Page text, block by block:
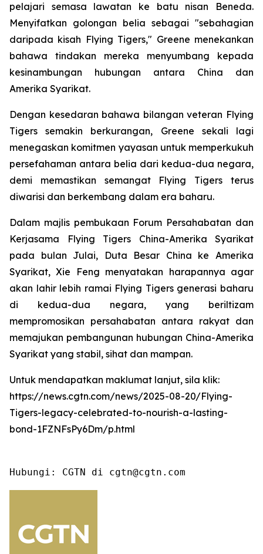
pelajari semasa lawatan ke batu nisan Beneda.
Menyifatkan golongan belia sebagai "sebahagian
daripada kisah Flying Tigers," Greene menekankan
bahawa tindakan mereka menyumbang kepada
kesinambungan hubungan antara China dan
Amerika Syarikat.
Dengan kesedaran bahawa bilangan veteran Flying
Tigers semakin berkurangan, Greene sekali lagi
menegaskan komitmen yayasan untuk memperkukuh
persefahaman antara belia dari kedua-dua negara,
demi memastikan semangat Flying Tigers terus
diwarisi dan berkembang dalam era baharu.
Dalam majlis pembukaan Forum Persahabatan dan
Kerjasama Flying Tigers China-Amerika Syarikat
pada bulan Julai, Duta Besar China ke Amerika
Syarikat, Xie Feng menyatakan harapannya agar
akan lahir lebih ramai Flying Tigers generasi baharu
di kedua-dua negara, yang beriltizam
mempromosikan persahabatan antara rakyat dan
memajukan pembangunan hubungan China-Amerika
Syarikat yang stabil, sihat dan mampan.
Untuk mendapatkan maklumat lanjut, sila klik:
https://news.cgtn.com/news/2025-08-20/Flying-
Tigers-legacy-celebrated-to-nourish-a-lasting-
bond-1FZNFsPy6Dm/p.html
Hubungi: CGTN di cgtn@cgtn.com